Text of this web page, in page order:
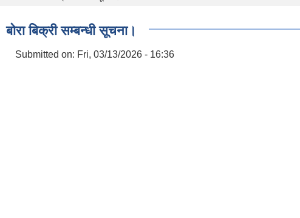
बोरा बिक्री सम्बन्धी सूचना।
Submitted on: Fri, 03/13/2026 - 16:36